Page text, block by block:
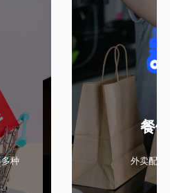
种
餐
外卖配送